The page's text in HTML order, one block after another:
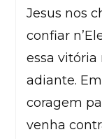
Jesus nos
confiar
essa vitória
adiante.
coragem
venha